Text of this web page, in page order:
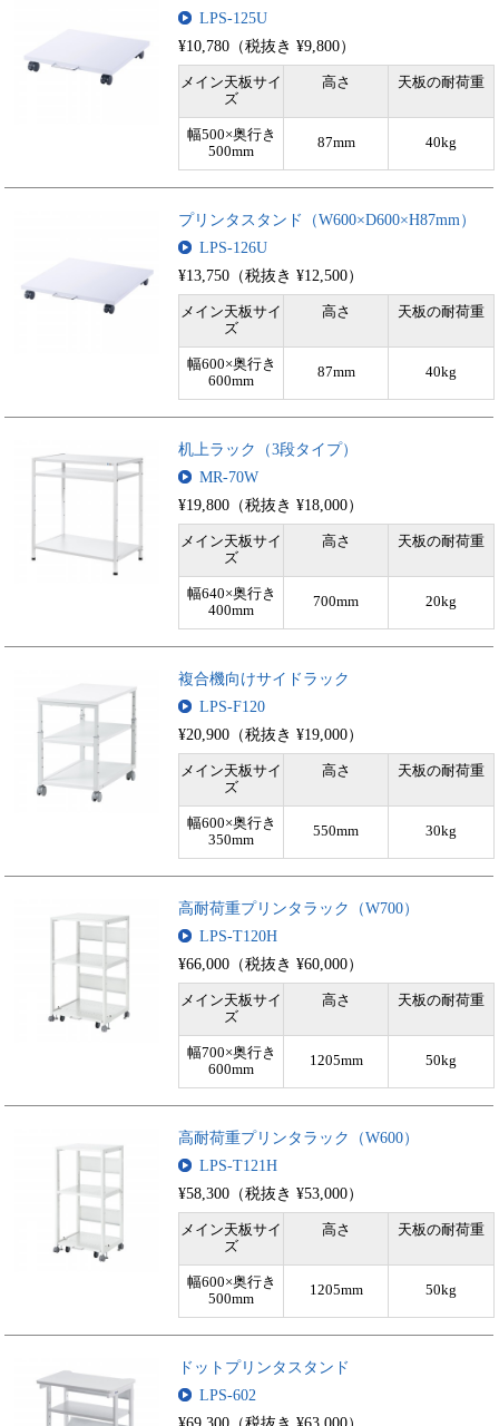
LPS-125U
¥10,780（税抜き ¥9,800）
メイン天板サイ
ズ
高さ 天板の耐荷重
幅500×奥行き
500mm
87mm 40kg
プリンタスタンド（W600×D600×H87mm）
LPS-126U
¥13,750（税抜き ¥12,500）
メイン天板サイ
ズ
高さ 天板の耐荷重
幅600×奥行き
600mm
87mm 40kg
机上ラック（3段タイプ）
MR-70W
¥19,800（税抜き ¥18,000）
メイン天板サイ
ズ
高さ 天板の耐荷重
幅640×奥行き
400mm
700mm 20kg
複合機向けサイドラック
LPS-F120
¥20,900（税抜き ¥19,000）
メイン天板サイ
ズ
高さ 天板の耐荷重
幅600×奥行き
350mm
550mm 30kg
高耐荷重プリンタラック（W700）
LPS-T120H
¥66,000（税抜き ¥60,000）
メイン天板サイ
ズ
高さ 天板の耐荷重
幅700×奥行き
600mm
1205mm 50kg
高耐荷重プリンタラック（W600）
LPS-T121H
¥58,300（税抜き ¥53,000）
メイン天板サイ
ズ
高さ 天板の耐荷重
幅600×奥行き
500mm
1205mm 50kg
ドットプリンタスタンド
LPS-602
¥69,300（税抜き ¥63,000）